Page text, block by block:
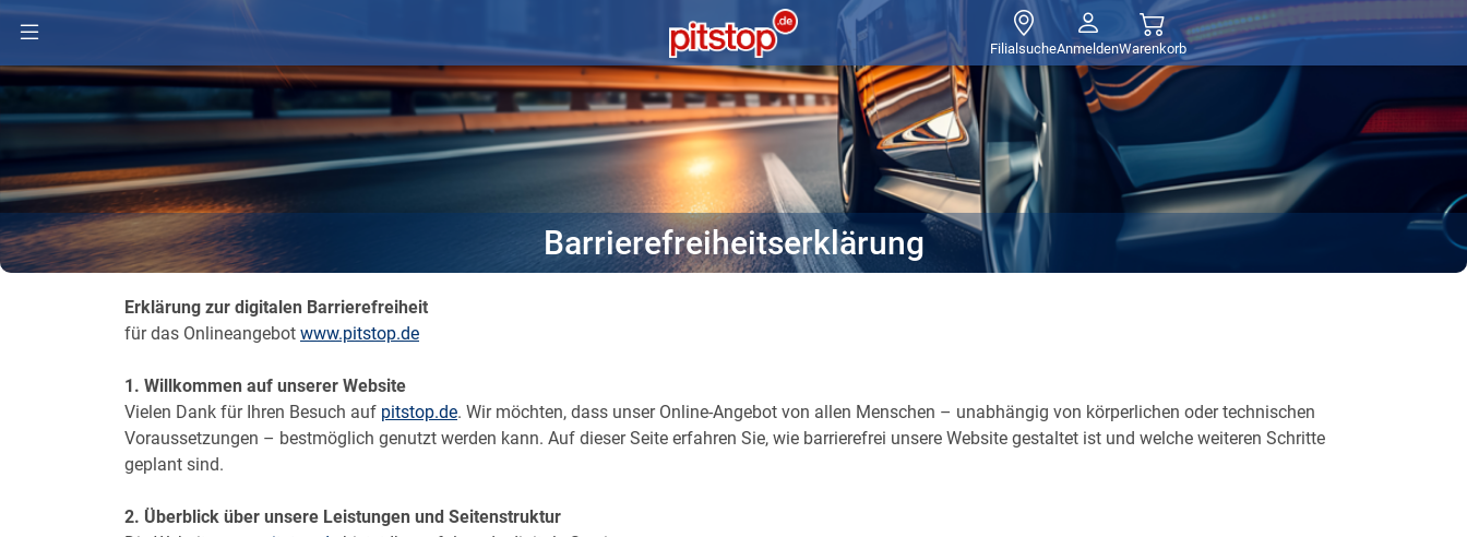
FilialsucheAnmeldenWarenkorb
Barrierefreiheitserklärung
Erklärung zur digitalen Barrierefreiheit
für das Onlineangebot www.pitstop.de
1. Willkommen auf unserer Website
Vielen Dank für Ihren Besuch auf pitstop.de. Wir möchten, dass unser Online-Angebot von allen Menschen – unabhängig von körperlichen oder technischen
Voraussetzungen – bestmöglich genutzt werden kann. Auf dieser Seite erfahren Sie, wie barrierefrei unsere Website gestaltet ist und welche weiteren Schritte
geplant sind.
2. Überblick über unsere Leistungen und Seitenstruktur